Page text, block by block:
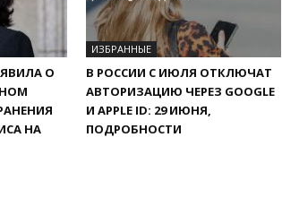
О
НА
ИЗБРАННЫЕ
В РОССИИ С ИЮЛЯ ОТКЛЮЧАТ
АВТОРИЗАЦИЮ ЧЕРЕЗ GOOGLE
И APPLE ID: 29 ИЮНЯ,
ПОДРОБНОСТИ